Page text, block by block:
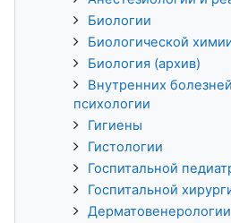
Биологии
Биологической
Биология (архив)
Внутренних
психологии
Гигиены
Гистологии
Госпитальной
Госпитальной
Дерматовенерологии